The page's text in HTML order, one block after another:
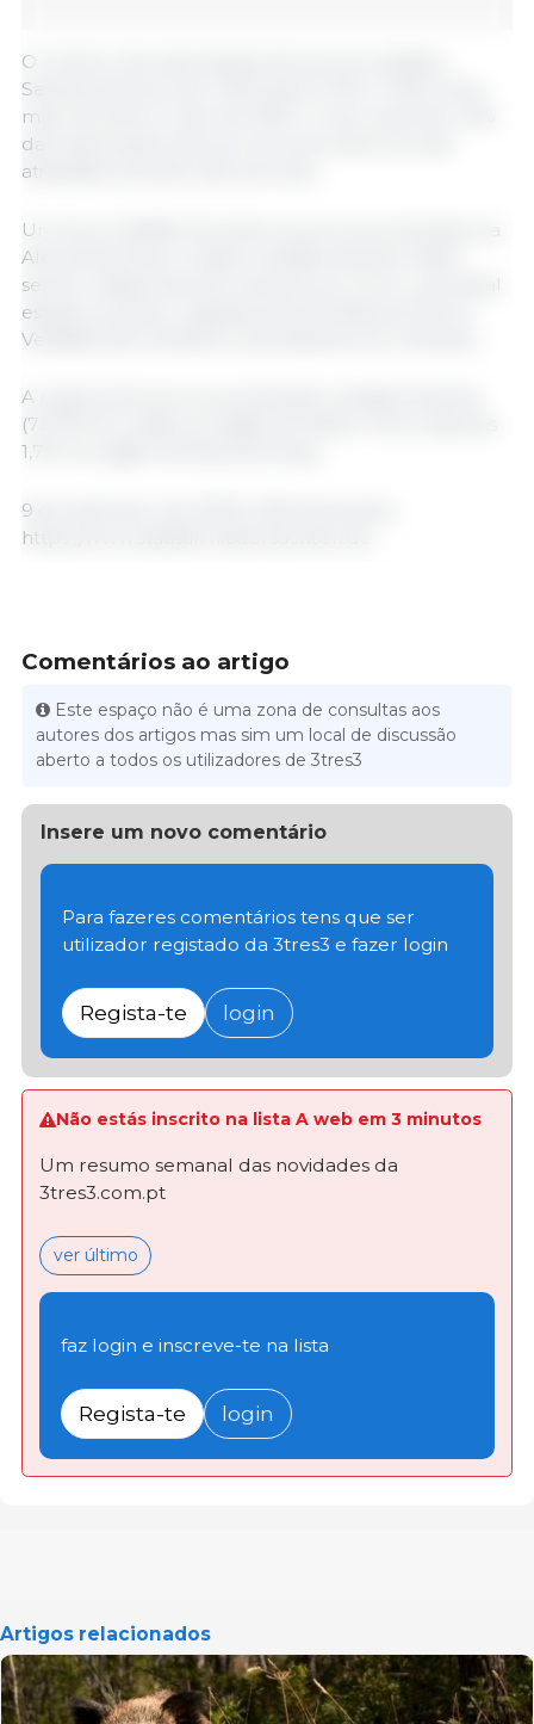
O número de explorações de porcos na Baixa
Saxónia diminuiu de 4.000 para 3.700 (-7,2%) entre
maio de 2024 e maio de 2025. A nível nacional, 3,3%
das explorações de porcos encerraram as suas
atividades durante este período.
Um terço (32,8%) de todos os porcos produzidos na
Alemanha foram criados na Baixa Saxónia. Assim
sendo, a Baixa Saxónia manteve-se como o principal
estado produtor, seguida pela Renânia do Norte-
Vestfália (5,8 milhões) e pela Baviera (2,4 milhões).
A maioria dos porcos produzidos na Baixa Saxónia
(73,7%) foi criada na região de Weser-Ems e apenas
1,7% na região de Braunschweig.
9 de setembro de 2025/ LSN/ Alemanha.
https://www.statistik.niedersachsen.de
Comentários ao artigo
Este espaço não é uma zona de consultas aos
autores dos artigos mas sim um local de discussão
aberto a todos os utilizadores de 3tres3
Insere um novo comentário
Para fazeres comentários tens que ser
utilizador registado da 3tres3 e fazer login
Regista-te login
Não estás inscrito na lista A web em 3 minutos
Um resumo semanal das novidades da
3tres3.com.pt
ver último
faz login e inscreve-te na lista
Regista-te login
Artigos relacionados